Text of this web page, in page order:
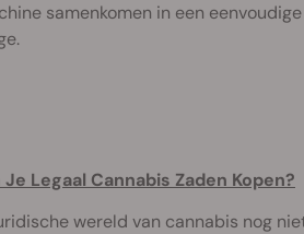
samenkomen in een
Je Legaal Cannabis Zaden Kopen?
wereld van cannabis nog